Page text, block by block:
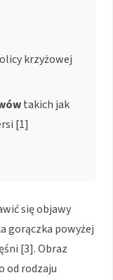
krzyżowej
takich jak
[1]
się objawy
gorączka powyżej
[3]. Obraz
od rodzaju